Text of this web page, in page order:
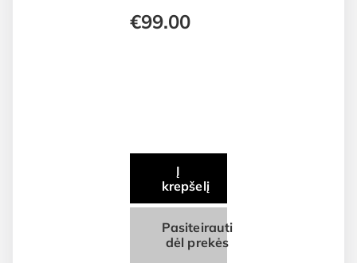
€99.00
Į
krepšelį
Pasiteirauti
dėl prekės